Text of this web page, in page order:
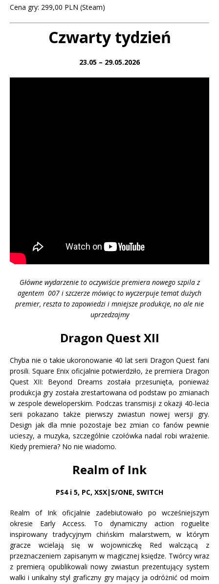
Cena gry: 299,00 PLN (Steam)
Czwarty tydzień
23.05 – 29.05.2026
Główne wydarzenie to oczywiście premiera nowego szpila z
agentem 007 i szczerze mówiąc to wyczerpuje temat dużych
premier, reszta to zapowiedzi i mniejsze produkcje, no ale nie
uprzedzajmy
Dragon Quest XII
Chyba nie o takie ukoronowanie 40 lat serii Dragon Quest fani
prosili. Square Enix oficjalnie potwierdziło, że premiera Dragon
Quest XII: Beyond Dreams została przesunięta, ponieważ
produkcja gry została zrestartowana od podstaw po zmianach
w zespole deweloperskim. Podczas transmisji z okazji 40-lecia
serii pokazano także pierwszy zwiastun nowej wersji gry.
Design jak dla mnie pozostaje bez zmian co fanów pewnie
ucieszy, a muzyka, szczególnie czołówka nadal robi wrażenie.
Kiedy premiera? No nie wiadomo.
Realm of Ink
PS4 i 5, PC, XSX|S/ONE, SWITCH
Realm of Ink oficjalnie zadebiutowało po wcześniejszym
okresie Early Access. To dynamiczny action roguelite
inspirowany tradycyjnym chińskim malarstwem, w którym
gracze wcielają się w wojowniczkę Red walczącą z
przeznaczeniem zapisanym w magicznej księdze. Twórcy wraz
z premierą opublikowali nowy zwiastun prezentujący system
walki i unikalny styl graficzny gry mający ja odróżnić od moim